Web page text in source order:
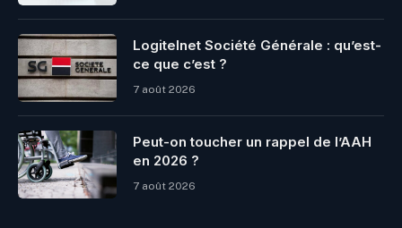
Logitelnet Société Générale : qu’est-
ce que c’est ?
7 août 2026
Peut-on toucher un rappel de l’AAH
en 2026 ?
7 août 2026